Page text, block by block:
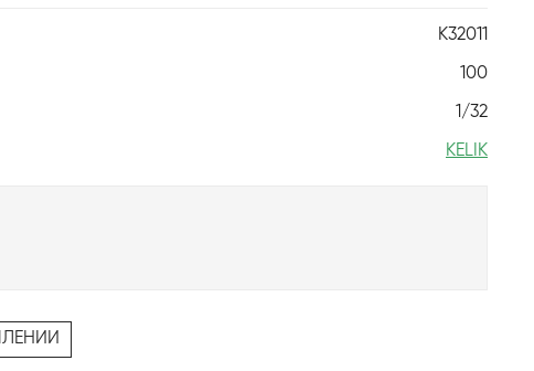
K32011
100
1/32
KELIK